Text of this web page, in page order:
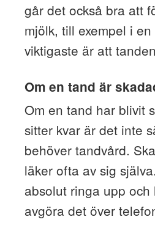
går det också bra att
mjölk, till exempel i
viktigaste är att
Om en tand är
Om en tand har blivit
sitter kvar är det inte
behöver tandvård.
läker ofta av sig
absolut ringa upp
avgöra det över